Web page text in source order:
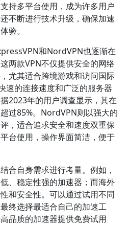
持多平台使用，成为许多用户
不断进行技术升级，确保加速
验。
和NordVPN也逐渐在
两款VPN不仅提供安全的网络
尤其适合跨境游戏和访问国际
速的连接速度和广泛的服务器
2023年的用户调查显示，其在
过85%。NordVPN则以强大的
，适合追求安全和速度双重保
台使用，操作界面简洁，便于
合自身需求进行考量。例如，
、稳定性强的加速器；而海外
和安全性。可以通过试用不同
终选择最适合自己的加速工
品质的加速器提供免费试用